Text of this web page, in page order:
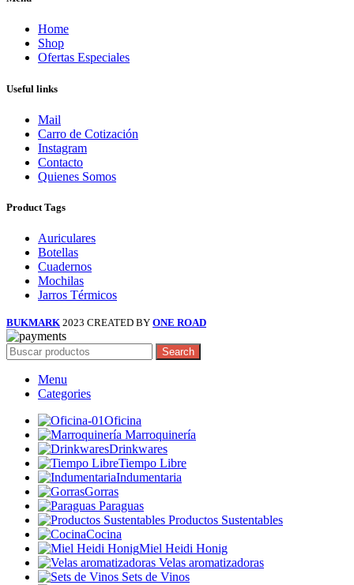
Home
Shop
Ofertas Especiales
Useful links
Mail
Carro de Cotización
Instagram
Contacto
Quienes Somos
Product Tags
Auriculares
Botellas
Cuadernos
Mochilas
Jarros Térmicos
BUKMARK 2023 CREATED BY ONE ROAD
Search
Menu
Categories
Oficina
Marroquinería
Drinkwares
Tiempo Libre
Indumentaria
Gorras
Paraguas
Productos Sustentables
Cocina
Miel Heidi Honig
Velas aromatizadoras
Sets de Vinos